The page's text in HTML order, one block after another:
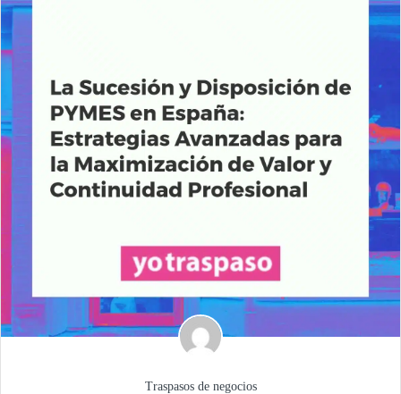
Traspasos de negocios